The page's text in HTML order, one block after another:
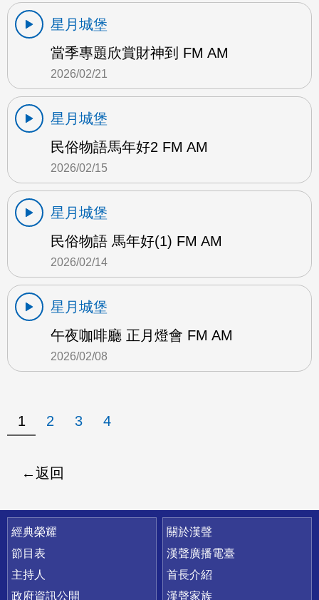
星月城堡
當季專題欣賞財神到 FM AM
2026/02/21
星月城堡
民俗物語馬年好2 FM AM
2026/02/15
星月城堡
民俗物語 馬年好(1) FM AM
2026/02/14
星月城堡
午夜咖啡廳 正月燈會 FM AM
2026/02/08
1 2 3 4
返回
快速連結
經典榮耀
節目表
主持人
政府資訊公開
關於漢聲
漢聲廣播電臺
首長介紹
漢聲家族